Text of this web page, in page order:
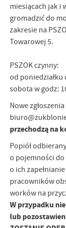
miesiącach jak i
gromadzić do
zakresie na
Towarowej 5.
PSZOK czynny:
od poniedziałku
sobota w godz:
Nowe
przechodzą na
Popiół
o pojemności do
o ich
pracowników
worków na
W przypadku
lub